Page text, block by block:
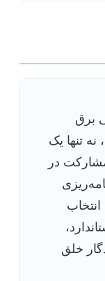
برق
نه تنها یک
در
خلق